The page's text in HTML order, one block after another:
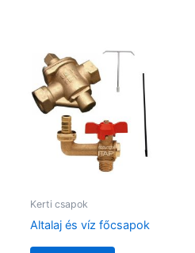
Kerti csapok
Altalaj és víz főcsapok